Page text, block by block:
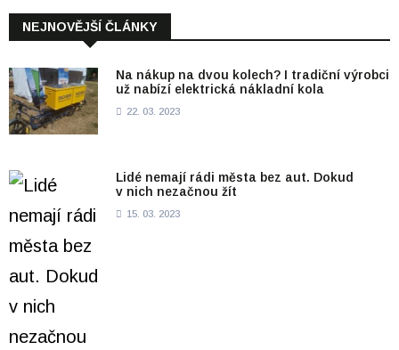
NEJNOVĚJŠÍ ČLÁNKY
Na nákup na dvou kolech? I tradiční výrobci
už nabízí elektrická nákladní kola
22. 03. 2023
Lidé nemají rádi města bez aut. Dokud
v nich nezačnou žít
15. 03. 2023